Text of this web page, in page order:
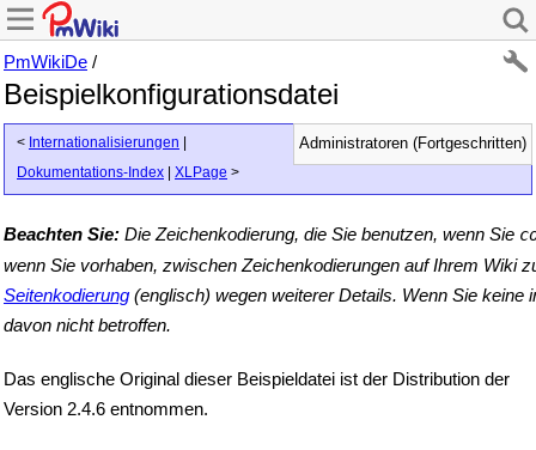
PmWikiDe /
Beispielkonfigurationsdatei
Administratoren (Fortgeschritten)
< Internationalisierungen
Dokumentations-Index
XLPage >
Beachten Sie: Die Zeichenkodierung, die Sie benutzen, wenn Sie
wenn Sie vorhaben, zwischen Zeichenkodierungen auf Ihrem Wiki
Seitenkodierung (englisch) wegen weiterer Details. Wenn Sie keine
davon nicht betroffen.
Das englische Original dieser Beispieldatei ist der Distribution der
Version 2.4.6 entnommen.